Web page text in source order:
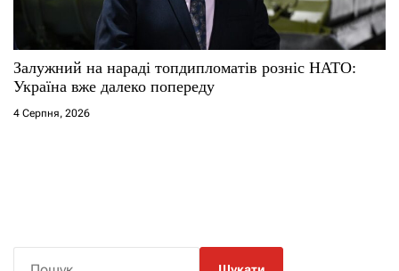
Залужний на нараді топдипломатів розніс НАТО:
Україна вже далеко попереду
4 Серпня, 2026